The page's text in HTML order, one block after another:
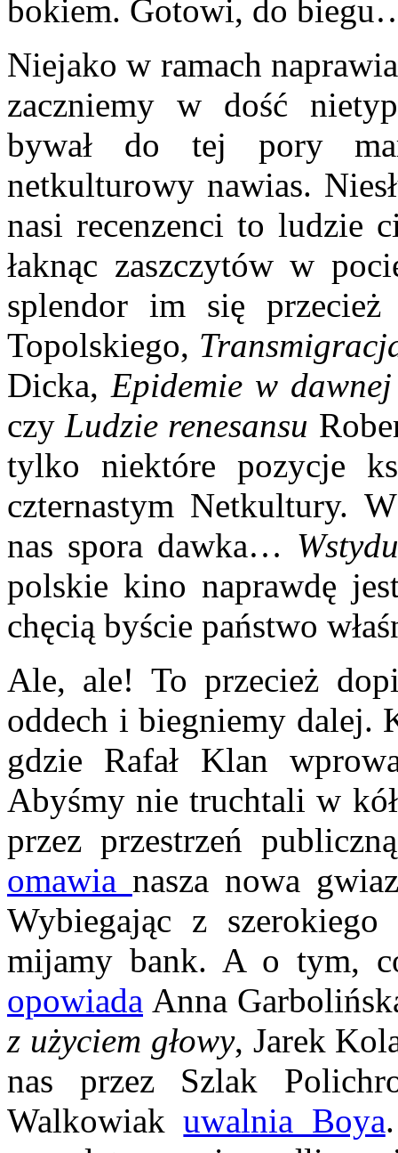
bokiem. Gotowi, do
Niejako w ramach
zaczniemy w dość
bywał do tej pory
netkulturowy nawias.
nasi recenzenci to ludzie
łaknąc zaszczytów w
splendor im się
Topolskiego,
Dicka, Epidemie w
czyLudzie renesansu
tylko niektóre pozycje
czternastym Netkultury.
nas spora dawka… Wstydu
polskie kino naprawdę
chęcią byście państwo
Ale, ale! To przecież
oddech i biegniemy dalej.
gdzie Rafał Klan
Abyśmy nie truchtali w
przez przestrzeń
omawia nasza nowa
Wybiegając z szerokiego
mijamy bank. A o tym,
opowiada Anna
z użyciem głowy, Jarek
nas przez Szlak
Walkowiakuwalnia Boya